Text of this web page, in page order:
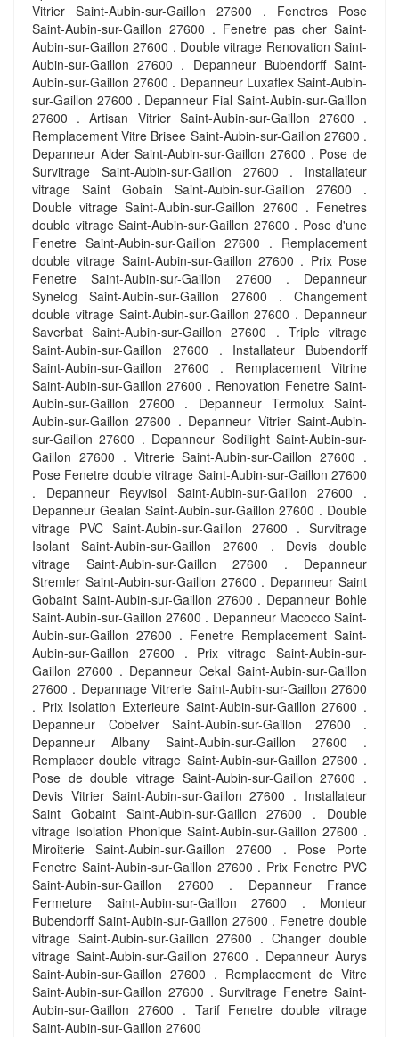
Vitrier Saint-Aubin-sur-Gaillon 27600 . Fenetres Pose
Saint-Aubin-sur-Gaillon 27600 . Fenetre pas cher Saint-
Aubin-sur-Gaillon 27600 . Double vitrage Renovation Saint-
Aubin-sur-Gaillon 27600 . Depanneur Bubendorff Saint-
Aubin-sur-Gaillon 27600 . Depanneur Luxaflex Saint-Aubin-
sur-Gaillon 27600 . Depanneur Fial Saint-Aubin-sur-Gaillon
27600 . Artisan Vitrier Saint-Aubin-sur-Gaillon 27600 .
Remplacement Vitre Brisee Saint-Aubin-sur-Gaillon 27600 .
Depanneur Alder Saint-Aubin-sur-Gaillon 27600 . Pose de
Survitrage Saint-Aubin-sur-Gaillon 27600 . Installateur
vitrage Saint Gobain Saint-Aubin-sur-Gaillon 27600 .
Double vitrage Saint-Aubin-sur-Gaillon 27600 . Fenetres
double vitrage Saint-Aubin-sur-Gaillon 27600 . Pose d'une
Fenetre Saint-Aubin-sur-Gaillon 27600 . Remplacement
double vitrage Saint-Aubin-sur-Gaillon 27600 . Prix Pose
Fenetre Saint-Aubin-sur-Gaillon 27600 . Depanneur
Synelog Saint-Aubin-sur-Gaillon 27600 . Changement
double vitrage Saint-Aubin-sur-Gaillon 27600 . Depanneur
Saverbat Saint-Aubin-sur-Gaillon 27600 . Triple vitrage
Saint-Aubin-sur-Gaillon 27600 . Installateur Bubendorff
Saint-Aubin-sur-Gaillon 27600 . Remplacement Vitrine
Saint-Aubin-sur-Gaillon 27600 . Renovation Fenetre Saint-
Aubin-sur-Gaillon 27600 . Depanneur Termolux Saint-
Aubin-sur-Gaillon 27600 . Depanneur Vitrier Saint-Aubin-
sur-Gaillon 27600 . Depanneur Sodilight Saint-Aubin-sur-
Gaillon 27600 . Vitrerie Saint-Aubin-sur-Gaillon 27600 .
Pose Fenetre double vitrage Saint-Aubin-sur-Gaillon 27600
. Depanneur Reyvisol Saint-Aubin-sur-Gaillon 27600 .
Depanneur Gealan Saint-Aubin-sur-Gaillon 27600 . Double
vitrage PVC Saint-Aubin-sur-Gaillon 27600 . Survitrage
Isolant Saint-Aubin-sur-Gaillon 27600 . Devis double
vitrage Saint-Aubin-sur-Gaillon 27600 . Depanneur
Stremler Saint-Aubin-sur-Gaillon 27600 . Depanneur Saint
Gobaint Saint-Aubin-sur-Gaillon 27600 . Depanneur Bohle
Saint-Aubin-sur-Gaillon 27600 . Depanneur Macocco Saint-
Aubin-sur-Gaillon 27600 . Fenetre Remplacement Saint-
Aubin-sur-Gaillon 27600 . Prix vitrage Saint-Aubin-sur-
Gaillon 27600 . Depanneur Cekal Saint-Aubin-sur-Gaillon
27600 . Depannage Vitrerie Saint-Aubin-sur-Gaillon 27600
. Prix Isolation Exterieure Saint-Aubin-sur-Gaillon 27600 .
Depanneur Cobelver Saint-Aubin-sur-Gaillon 27600 .
Depanneur Albany Saint-Aubin-sur-Gaillon 27600 .
Remplacer double vitrage Saint-Aubin-sur-Gaillon 27600 .
Pose de double vitrage Saint-Aubin-sur-Gaillon 27600 .
Devis Vitrier Saint-Aubin-sur-Gaillon 27600 . Installateur
Saint Gobaint Saint-Aubin-sur-Gaillon 27600 . Double
vitrage Isolation Phonique Saint-Aubin-sur-Gaillon 27600 .
Miroiterie Saint-Aubin-sur-Gaillon 27600 . Pose Porte
Fenetre Saint-Aubin-sur-Gaillon 27600 . Prix Fenetre PVC
Saint-Aubin-sur-Gaillon 27600 . Depanneur France
Fermeture Saint-Aubin-sur-Gaillon 27600 . Monteur
Bubendorff Saint-Aubin-sur-Gaillon 27600 . Fenetre double
vitrage Saint-Aubin-sur-Gaillon 27600 . Changer double
vitrage Saint-Aubin-sur-Gaillon 27600 . Depanneur Aurys
Saint-Aubin-sur-Gaillon 27600 . Remplacement de Vitre
Saint-Aubin-sur-Gaillon 27600 . Survitrage Fenetre Saint-
Aubin-sur-Gaillon 27600 . Tarif Fenetre double vitrage
Saint-Aubin-sur-Gaillon 27600